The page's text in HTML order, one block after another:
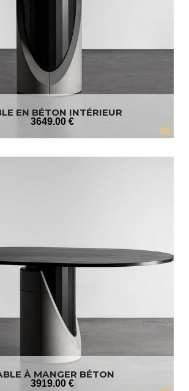
EN BÉTON INTÉRIEUR
3649.00 €
À MANGER BÉTON
3919.00 €